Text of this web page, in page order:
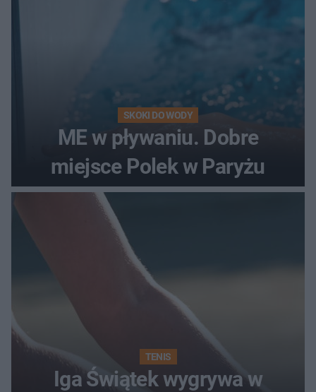
SKOKI DO WODY
ME w pływaniu. Dobre
miejsce Polek w Paryżu
TENIS
Iga Świątek wygrywa w